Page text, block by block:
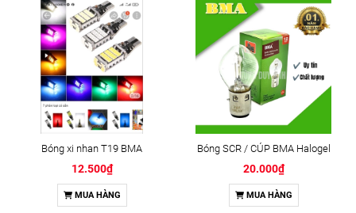
Bóng xi nhan T19 BMA
12.500₫
MUA HÀNG
Bóng SCR / CÚP BMA Halogel
20.000₫
MUA HÀNG